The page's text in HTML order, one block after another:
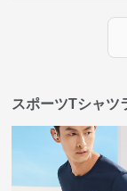
スポーツTシャツ